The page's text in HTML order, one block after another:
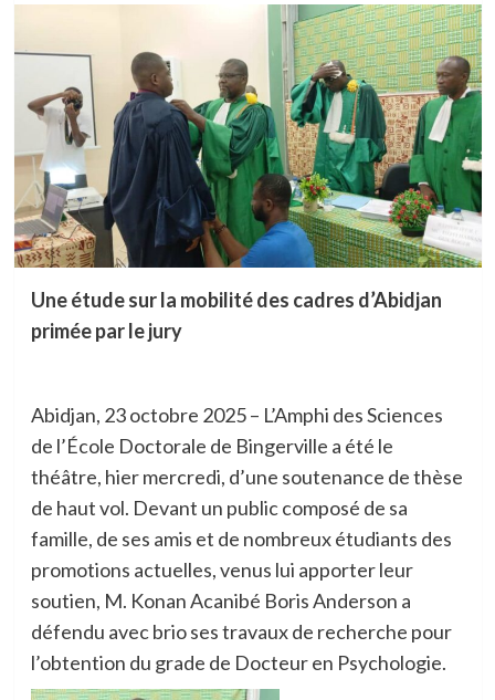
Une étude sur la mobilité des cadres d’Abidjan
primée par le jury
Abidjan, 23 octobre 2025 – L’Amphi des Sciences
de l’École Doctorale de Bingerville a été le
théâtre, hier mercredi, d’une soutenance de thèse
de haut vol. Devant un public composé de sa
famille, de ses amis et de nombreux étudiants des
promotions actuelles, venus lui apporter leur
soutien, M. Konan Acanibé Boris Anderson a
défendu avec brio ses travaux de recherche pour
l’obtention du grade de Docteur en Psychologie.